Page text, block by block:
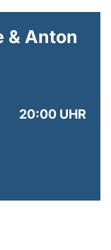
& Anton
20:00 UHR